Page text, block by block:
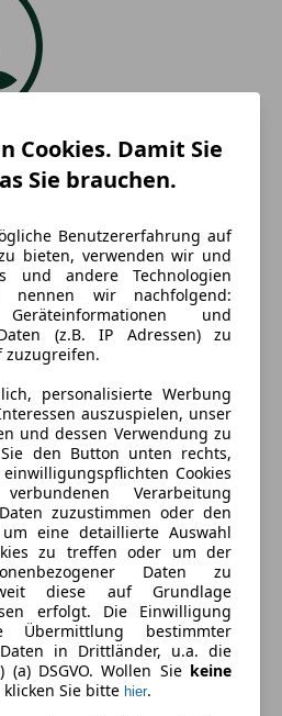
Cookies. Damit Sie
Sie brauchen.
Benutzererfahrung auf
bieten, verwenden wir und
und andere Technologien
nennen wir nachfolgend:
und
(z.B. IP Adressen) zu
zuzugreifen.
personalisierte Werbung
auszuspielen, unser
und dessen Verwendung zu
den Button unten rechts,
Cookies
Verarbeitung
zuzustimmen oder den
eine detaillierte Auswahl
zu treffen oder um der
Daten zu
diese auf Grundlage
erfolgt. Die Einwilligung
bestimmter
Daten in Drittländer, u.a. die
DSGVO. Wollen Sie keine
Sie bitte hier.